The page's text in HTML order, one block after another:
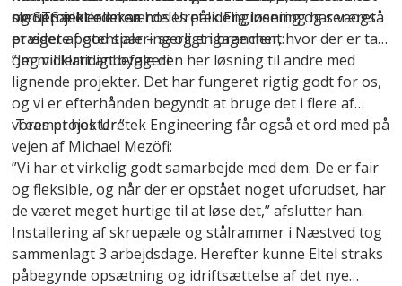
medprojektlederen hos Uretek Engineering har været
præget af god sparring og engagement:
og STS inkl. oliekar.
skruepæle er en særdeles pålidelig løsning og ser også
et videre potentiale – særligt i brancher, hvor der er tale
om midlertidigt byggeri:
”Jeg vil klart anbefale den her løsning til andre med
lignende projekter. Det har fungeret rigtig godt for os,
og vi er efterhånden begyndt at bruge det i flere af
vores projekter.”
Teamet hos Uretek Engineering får også et ord med på
vejen af Michael Mezöfi:
”Vi har et virkelig godt samarbejde med dem. De er fair
og fleksible, og når der er opstået noget uforudset, har
de været meget hurtige til at løse det,” afslutter han.
Installering af skruepæle og stålrammer i Næstved tog
sammenlagt 3 arbejdsdage. Herefter kunne Eltel straks
påbegynde opsætning og idriftsættelse af det nye